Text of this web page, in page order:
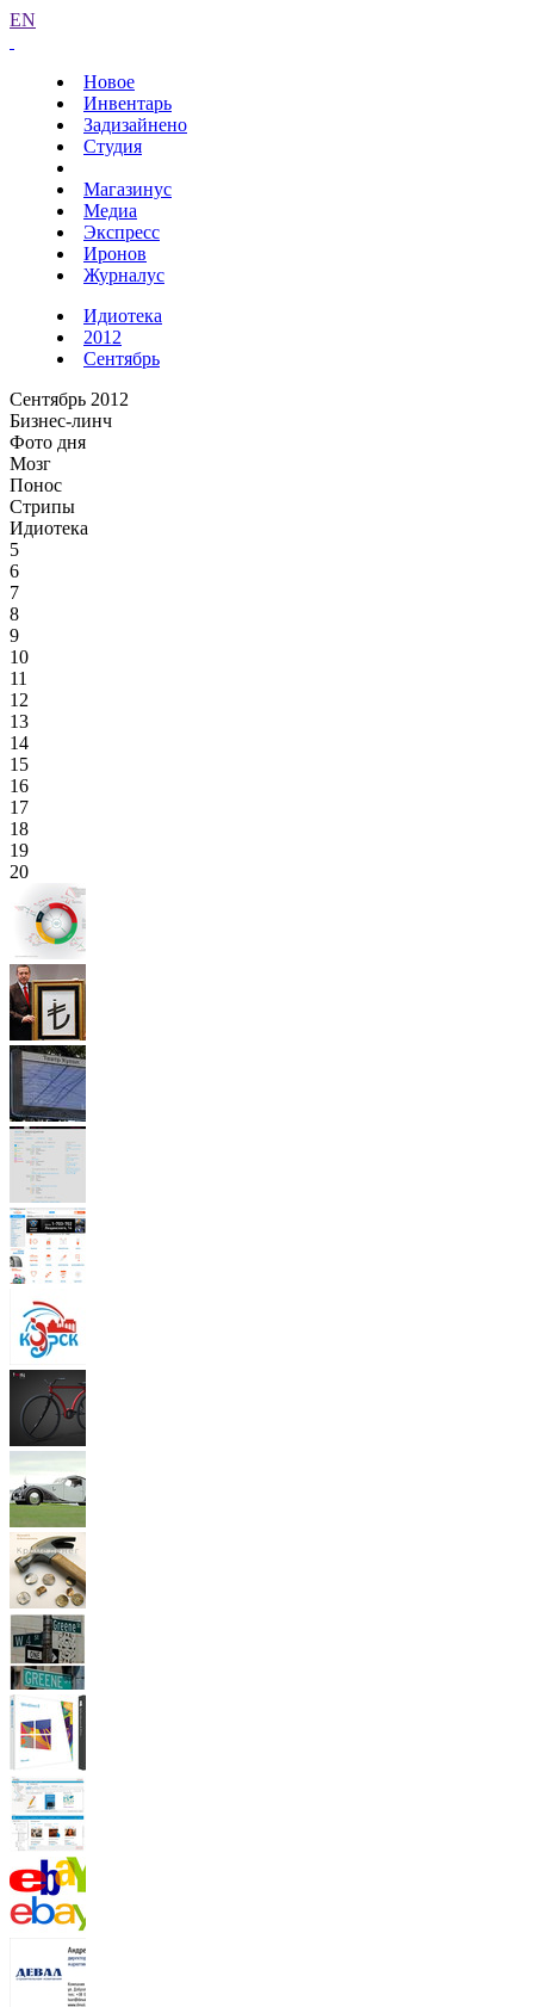
EN
Новое
Инвентарь
Задизайнено
Студия
Магазинус
Медиа
Экспресс
Иронов
Журналус
Идиотека
2012
Сентябрь
Сентябрь 2012
Бизнес-линч
Фото дня
Мозг
Понос
Стрипы
Идиотека
5
6
7
8
9
10
11
12
13
14
15
16
17
18
19
20